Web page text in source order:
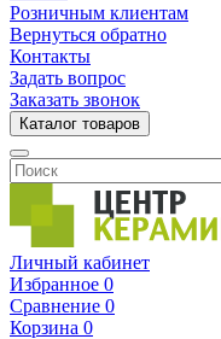
Розничным клиентам
Вернуться обратно
Контакты
Задать вопрос
Заказать звонок
Каталог товаров
Личный кабинет
Избранное 0
Сравнение 0
Корзина 0